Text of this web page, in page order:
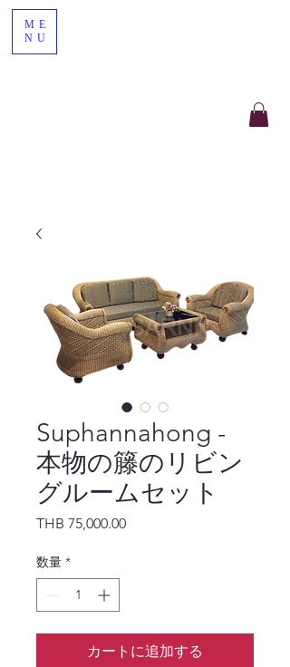
ME
NU
Suphannahong -
本物の籐のリビン
グルームセット
THB 75,000.00価格
数量 *
カートに追加する